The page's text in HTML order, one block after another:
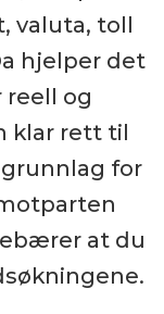
valuta, toll
hjelper det
reell og
klar rett til
for
at du